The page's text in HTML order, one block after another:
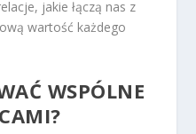
jakie łączą nas z
wartość każdego
WSPÓLNE